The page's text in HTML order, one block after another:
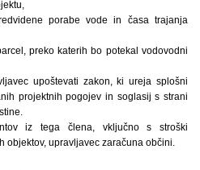
porabe vode in časa trajanja
preko katerih bo potekal vodovodni
upoštevati zakon, ki ureja splošni
projektnih pogojev in soglasij s strani
iz tega člena, vključno s stroški
upravljavec zaračuna občini.